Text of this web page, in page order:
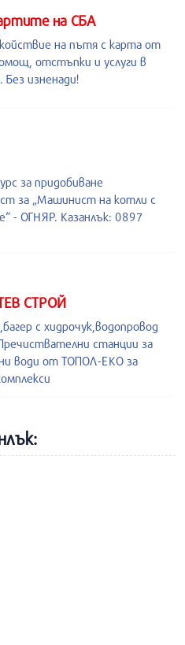
на СБА
на пътя с карта от
отстъпки и услуги в
Без изненади!
за придобиване
за „Машинист на котли с
- ОГНЯР. Казанлък: 0897
СТРОЙ
с хидрочук,водопровод
станции за
води от ТОПОЛ-ЕКО за